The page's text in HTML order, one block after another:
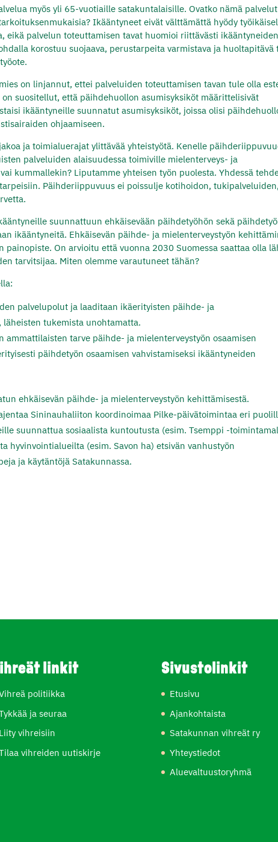
myös yli 65-vuotiaille satakuntalaisille. Ovatko nämä palvelut
Ikääntyneet eivät välttämättä hyödy
eikä palvelun toteuttamisen tavat huomioi riittävästi ikääntyneiden
korostuu suojaava, perustarpeita varmistava ja huoltapitävä
on linjannut, ettei palveluiden toteuttamisen tavan tule olla
suositellut, että päihdehuollon asumisyksiköt määrittelisivät
ikääntyneille suunnatut asumisyksiköt, joissa olisi
ohjaamiseen.
ja toimialuerajat ylittävää yhteistyötä. Kenelle
palveluiden alaisuudessa toimiville mielenterveys- ja
kummallekin? Liputamme yhteisen työn puolesta. Yhdessä
Päihderiippuvuus ei poissulje kotihoidon, tukipalveluiden,
suunnattuun ehkäisevään päihdetyöhön sekä
ikääntyneitä. Ehkäisevän päihde- ja mielenterveystyön
On arvioitu että vuonna 2030 Suomessa saattaa olla
tarvitsijaa. Miten olemme varautuneet tähän?
palvelupolut ja laaditaan ikäerityisten päihde- ja
tukemista unohtamatta.
tarve päihde- ja mielenterveystyön osaamisen
päihdetyön osaamisen vahvistamiseksi ikääntyneiden
ehkäisevän päihde- ja mielenterveystyön kehittämisestä.
Sininauhaliiton koordinoimaa Pilke-päivätoimintaa eri
suunnattua sosiaalista kuntoutusta (esim. Tsemppi -
hyvinvointialueilta (esim. Savon ha) etsivän vanhustyön
ja käytäntöjä Satakunnassa.
linkit
politiikka
ja seuraa
Liity vihreisiin
vihreiden uutiskirje
Sivustolinkit
Etusivu
Ajankohtaista
Satakunnan vihreät ry
Yhteystiedot
Aluevaltuustoryhmä